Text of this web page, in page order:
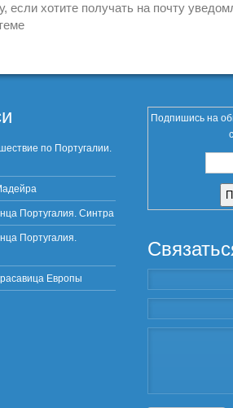
если хотите получать на почту
по Португалии.
Португалия. Синтра
Португалия.
Европы
Подпишись на